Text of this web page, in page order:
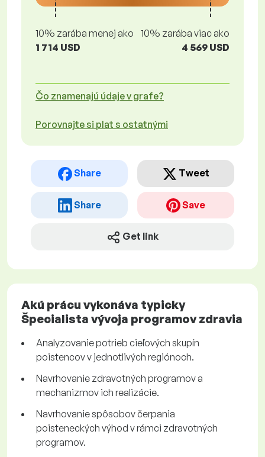
10% zarába menej ako
1 714 USD
10% zarába viac ako
4 569 USD
Čo znamenajú údaje v grafe?
Porovnajte si plat s ostatnými
Share Tweet
Share Save
Get link
Akú prácu vykonáva typicky
Špecialista vývoja programov zdravia
Analyzovanie potrieb cieľových skupín
poistencov v jednotlivých regiónoch.
Navrhovanie zdravotných programov a
mechanizmov ich realizácie.
Navrhovanie spôsobov čerpania
poisteneckých výhod v rámci zdravotných
programov.